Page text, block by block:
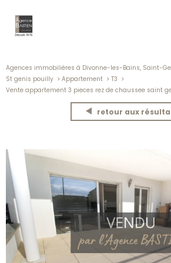
Agences immobilières à Divonne-les-Bains, Saint-
St genis pouilly
Appartement
T3
Vente appartement 3 pieces rez de chaussee saint
retour aux